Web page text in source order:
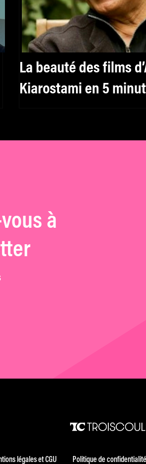
La beauté des films
Kiarostami en 5
à
légales et CGU Politique de confidentialité